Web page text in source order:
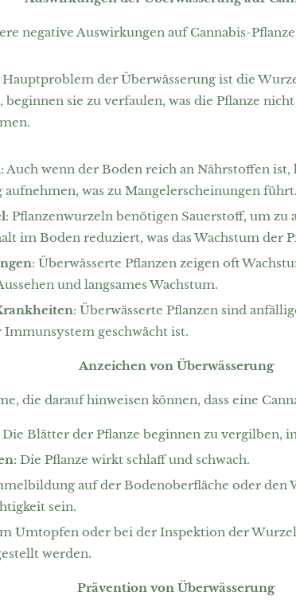
negative Auswirkungen auf Cannabis-
Hauptproblem der Überwässerung ist die
beginnen sie zu verfaulen, was die Pflanze
: Auch wenn der Boden reich an Nährstoffen
was zu Mangelerscheinungen führt.
: Pflanzenwurzeln benötigen Sauerstoff, um zu
im Boden reduziert, was das Wachstum der
: Überwässerte Pflanzen zeigen oft
und langsames Wachstum.
: Überwässerte Pflanzen sind
Immunsystem geschwächt ist.
Anzeichen von Überwässerung
die darauf hinweisen können, dass eine
Die Blätter der Pflanze beginnen zu vergilben,
: Die Pflanze wirkt schlaff und schwach.
auf der Bodenoberfläche oder den
sein.
Umtopfen oder bei der Inspektion der
werden.
Prävention von Überwässerung